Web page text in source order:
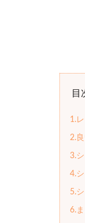
目
1.
2.
3.
4.
5.
6.